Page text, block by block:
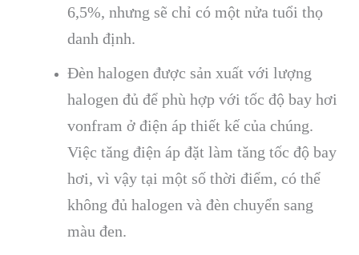
6,5%, nhưng sẽ chỉ có một nửa tuổi thọ
danh định.
Đèn halogen được sản xuất với lượng
halogen đủ để phù hợp với tốc độ bay hơi
vonfram ở điện áp thiết kế của chúng.
Việc tăng điện áp đặt làm tăng tốc độ bay
hơi, vì vậy tại một số thời điểm, có thể
không đủ halogen và đèn chuyển sang
màu đen.